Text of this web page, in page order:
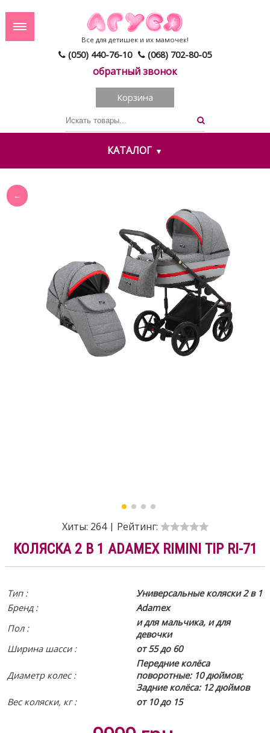
(050) 440-76-10 (068) 702-80-05
обратный звонок
Все для детишек и их мамочек!
Корзина
КАТАЛОГ
Хиты: 264 | Рейтинг:
КОЛЯСКА 2 В 1 ADAMEX RIMINI TIP RI-71
Тип :
Универсальные коляски 2 в 1
Бренд :
Adamex
Пол :
и для мальчика, и для
девочки
Ширина шасси :
от 55 до 60
Диаметр колес :
Передние колёса
поворотные: 10 дюймов;
Задние колёса: 12 дюймов
Вес коляски, кг :
от 10 до 15